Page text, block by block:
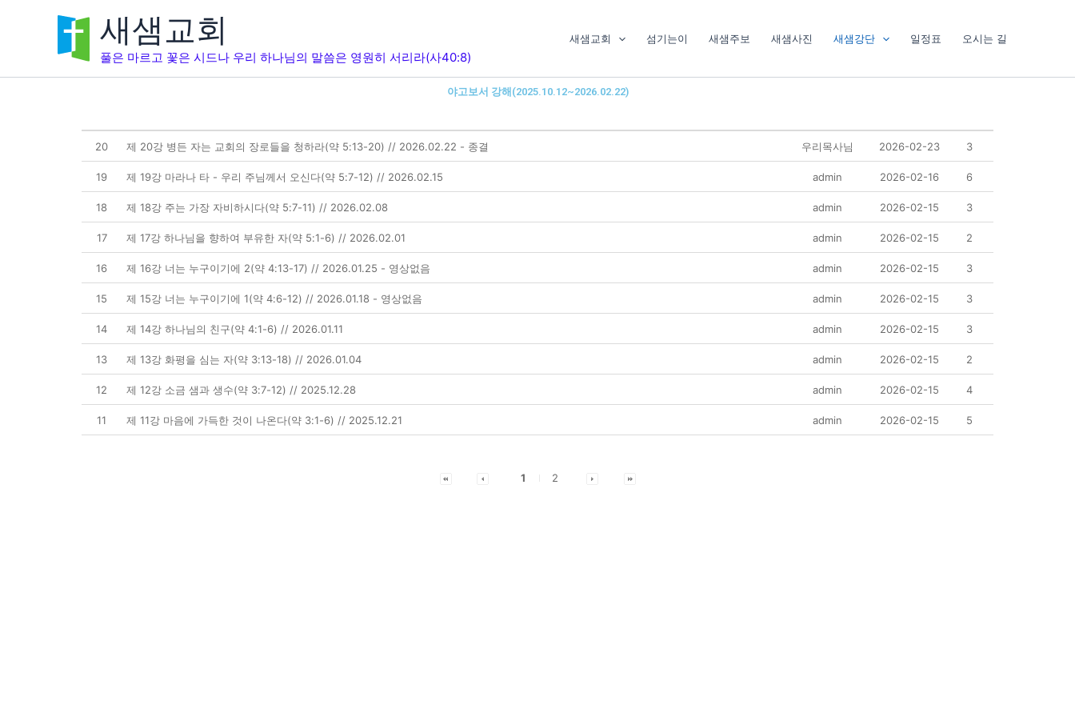
건
새샘교회
풀은 마르고 꽃은 시드나 우리 하나님의 말씀은 영원히 서리라(사40:8)
새샘교회 섬기는이 새샘주보 새샘사진 새샘강단 일정표 오시는 길
야고보서 강해(2025.10.12~2026.02.22)
20 제 20강 병든 자는 교회의 장로들을 청하라(약 5:13-20) // 2026.02.22 - 종결 우리목사님 2026-02-23 3
19 제 19강 마라나 타 - 우리 주님께서 오신다(약 5:7-12) // 2026.02.15 admin 2026-02-16 6
18 제 18강 주는 가장 자비하시다(약 5:7-11) // 2026.02.08 admin 2026-02-15 3
17 제 17강 하나님을 향하여 부유한 자(약 5:1-6) // 2026.02.01 admin 2026-02-15 2
16 제 16강 너는 누구이기에 2(약 4:13-17) // 2026.01.25 - 영상없음 admin 2026-02-15 3
15 제 15강 너는 누구이기에 1(약 4:6-12) // 2026.01.18 - 영상없음 admin 2026-02-15 3
14 제 14강 하나님의 친구(약 4:1-6) // 2026.01.11 admin 2026-02-15 3
13 제 13강 화평을 심는 자(약 3:13-18) // 2026.01.04 admin 2026-02-15 2
12 제 12강 소금 샘과 생수(약 3:7-12) // 2025.12.28 admin 2026-02-15 4
11 제 11강 마음에 가득한 것이 나온다(약 3:1-6) // 2025.12.21 admin 2026-02-15 5
1 2